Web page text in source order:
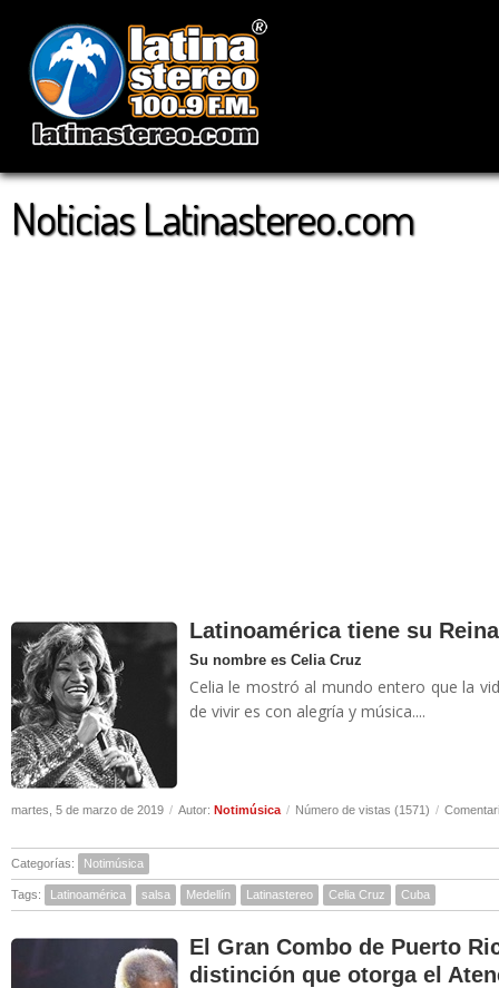
Noticias Latinastereo.com
Latinoamérica tiene su
Su nombre es Celia Cruz
Celia le mostró al mundo entero que la
de vivir es con alegría y música....
martes, 5 de marzo de 2019 / Autor: Notimúsica / Número de vistas (1571) /
Categorías: Notimúsica
Tags: Latinoamérica salsa Medellín Latinastereo Celia Cruz Cuba
El Gran Combo de Puerto
distinción que otorga el